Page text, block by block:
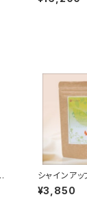
シャインア
レンジ) １０
¥3,850